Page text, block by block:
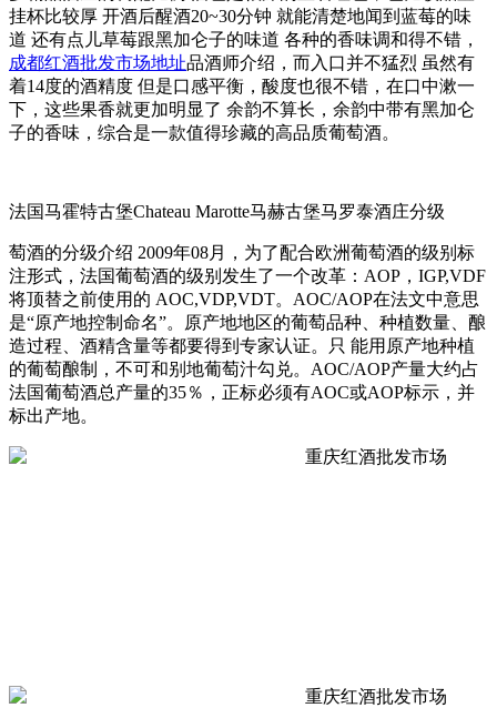
挂杯比较厚 开酒后醒酒20~30分钟 就能清楚地闻到蓝莓的味
道 还有点儿草莓跟黑加仑子的味道 各种的香味调和得不错，
成都红酒批发市场地址品酒师介绍，而入口并不猛烈 虽然有
着14度的酒精度 但是口感平衡，酸度也很不错，在口中漱一
下，这些果香就更加明显了 余韵不算长，余韵中带有黑加仑
子的香味，综合是一款值得珍藏的高品质葡萄酒。
法国马霍特古堡Chateau Marotte马赫古堡马罗泰酒庄分级
萄酒的分级介绍 2009年08月，为了配合欧洲葡萄酒的级别标
注形式，法国葡萄酒的级别发生了一个改革：AOP，IGP,VDF
将顶替之前使用的 AOC,VDP,VDT。AOC/AOP在法文中意思
是“原产地控制命名”。原产地地区的葡萄品种、种植数量、酿
造过程、酒精含量等都要得到专家认证。只 能用原产地种植
的葡萄酿制，不可和别地葡萄汁勾兑。AOC/AOP产量大约占
法国葡萄酒总产量的35％，正标必须有AOC或AOP标示，并
标出产地。